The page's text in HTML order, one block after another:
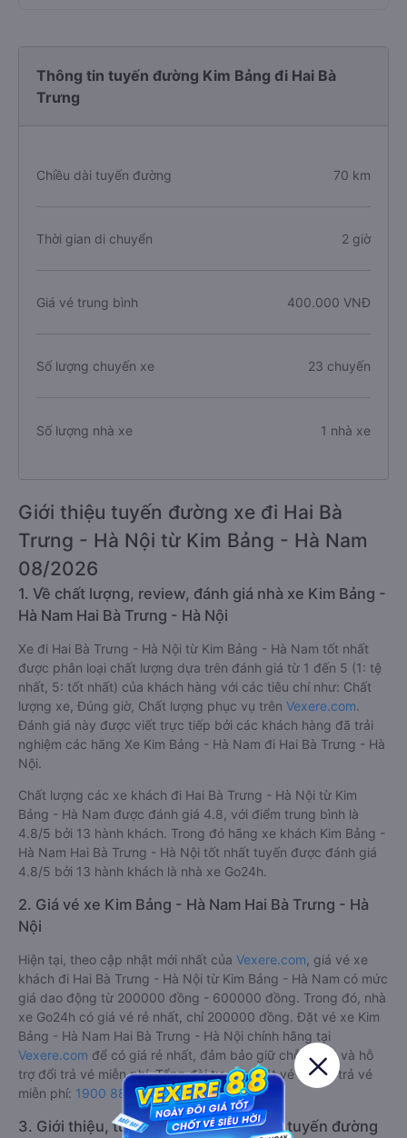
Thông tin tuyến đường Kim Bảng đi Hai Bà
Trưng
Chiều dài tuyến đường 70 km
Thời gian di chuyển 2 giờ
Giá vé trung bình 400.000 VNĐ
Số lượng chuyến xe 23 chuyến
Số lượng nhà xe 1 nhà xe
Giới thiệu tuyến đường xe đi Hai Bà
Trưng - Hà Nội từ Kim Bảng - Hà Nam
08/2026
1. Về chất lượng, review, đánh giá nhà xe Kim Bảng -
Hà Nam Hai Bà Trưng - Hà Nội
Xe đi Hai Bà Trưng - Hà Nội từ Kim Bảng - Hà Nam tốt nhất
được phân loại chất lượng dựa trên đánh giá từ 1 đến 5 (1: tệ
nhất, 5: tốt nhất) của khách hàng với các tiêu chí như: Chất
lượng xe, Đúng giờ, Chất lượng phục vụ trên Vexere.com.
Đánh giá này được viết trực tiếp bởi các khách hàng đã trải
nghiệm các hãng Xe Kim Bảng - Hà Nam đi Hai Bà Trưng - Hà
Nội.
Chất lượng các xe khách đi Hai Bà Trưng - Hà Nội từ Kim
Bảng - Hà Nam được đánh giá 4.8, với điểm trung bình là
4.8/5 bởi 13 hành khách. Trong đó hãng xe khách Kim Bảng -
Hà Nam Hai Bà Trưng - Hà Nội tốt nhất tuyến được đánh giá
4.8/5 bởi 13 hành khách là nhà xe Go24h.
2. Giá vé xe Kim Bảng - Hà Nam Hai Bà Trưng - Hà
Nội
Hiện tại, theo cập nhật mới nhất của Vexere.com , giá vé xe
khách đi Hai Bà Trưng - Hà Nội từ Kim Bảng - Hà Nam có mức
giá dao động từ 200000 đồng - 600000 đồng. Trong đó, nhà
xe Go24h có giá vé rẻ nhất, chỉ 200000 đồng. Đặt vé xe Kim
Bảng - Hà Nam Hai Bà Trưng - Hà Nội chính hãng tại
Vexere.com để có giá rẻ nhất, đảm bảo giữ chỗ 100% và hỗ
trợ đổi trả vé miễn phí. Tổng đài tư vấn, đặt vé và đổi trả vé
miễn phí: 1900 888684.
3. Giới thiệu, tư vấn các dòng xe chạy tuyến đường